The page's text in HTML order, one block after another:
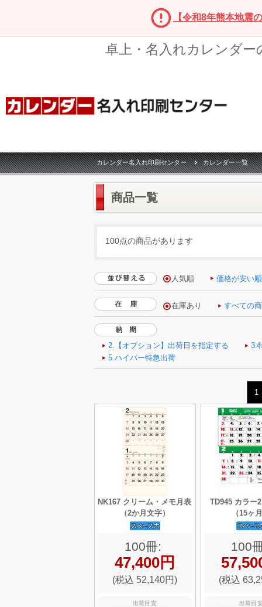
【令和8年熊本地震
卓上・名入れカレンダ
カレンダー名入れ印刷センター カレンダー一覧
商品一覧
100点の商品があります
人気順 価格が安い順
1
NK167 クリーム・メモ月表
（2か月文字）
100冊:
47,400円
(税込 52,140円)
出荷目安
TD945 カラー
（15ヶ
100
(税込
出荷目